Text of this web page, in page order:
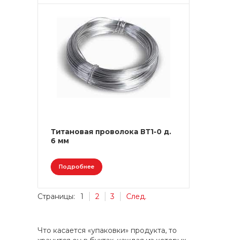
Титановая проволока ВТ1-0 д.
6 мм
Подробнее
Страницы: 1 2 3 След.
Что касается «упаковки» продукта, то